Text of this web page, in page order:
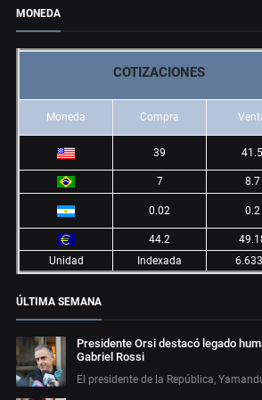
MONEDA
COTIZACIONES
Moneda Compra
39 41.5
7 8.7
0.02 0.2
44.2
Unidad
Indexada
ÚLTIMA SEMANA
Presidente Orsi destacó legado
Gabriel Rossi
El presidente de la República,